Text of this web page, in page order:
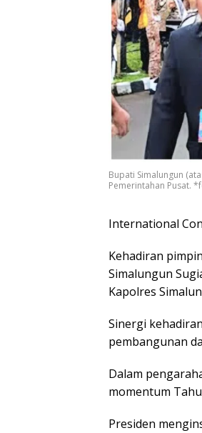
Bupati Simalungun
Pemerintahan Pusat.
International
Kehadiran
Simalungun
Kapolres
Sinergi
pembangunan
Dalam
momentum
Presiden